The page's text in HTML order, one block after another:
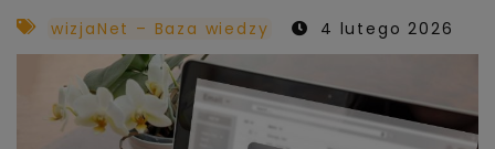
wizjaNet – Baza wiedzy 4 lutego 2026